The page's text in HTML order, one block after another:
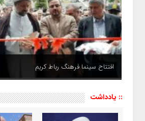
افتتاح سینما فرهنگ رباط کریم
:: یادداشت